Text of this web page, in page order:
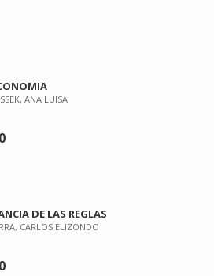
ANA LUISA
DE LAS REGLAS
CARLOS ELIZONDO